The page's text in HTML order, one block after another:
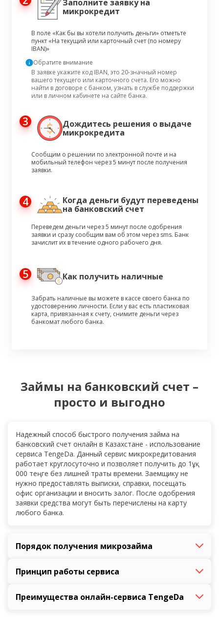
Заполните заявку на
микрокредит
В поле «Как бы вы хотели получить деньги» отметьте
пункт «На текущий или карточный счет (по номеру
IBAN)»
Обратите внимание
В заявке укажите код IBAN, это 20-значный номер
вашего текущего или карточного счета. Его можно
найти в договоре с банком, узнать в службе поддержки
или в личном кабинете на сайте банка.
3
Дождитесь решения о выдаче
микрокредита
Сообщим о решении по электронной почте и на
мобильный телефон через 5 минут после получения
заявки.
4
Когда деньги будут переведены
на банковский счет
Переведем деньги через 5 минут после одобрения
заявки и сразу сообщим вам об этом через sms. Банк
зачислит их в течение одного рабочего дня.
5 Как получить наличные
Забрать наличные вы можете в кассе своего банка по
удостоверению личности. Если у вас есть пластиковая
карта, привязанная к счету, снимите деньги через
банкомат любого банка.
Займы на банковский счет ­–
просто и выгодно
Надежный способ быстрого получения займа на
банковский счет онлайн в Казахстане - использование
сервиса TengeDa. Данный сервис микрокредитования
работает круглосуточно и позволяет получить до 1ұқ
000 теңге без лишней траты времени. Заемщику не
нужно предоставлять выписки, справки, посещать
офис организации и вносить залог. После одобрения
заявки средства могут быть перечислены на карту
любого банка.
Порядок получения микрозайма
Процедура оформлениямикрокредита на счет
Для начала следует выбрать сумму займа и срок
Принцип работы сервиса
Онлайн микрозайм на банковский счет в
Преимущества онлайн-сервиса TengeDa